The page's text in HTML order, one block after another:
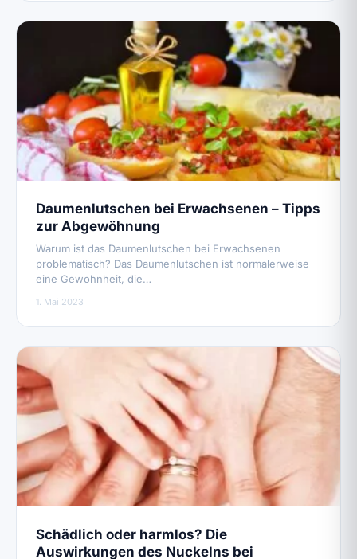
Daumenlutschen bei Erwachsenen – Tipps
zur Abgewöhnung
Warum ist das Daumenlutschen bei Erwachsenen
problematisch? Das Daumenlutschen ist normalerweise
eine Gewohnheit, die…
1. Mai 2023
Schädlich oder harmlos? Die
Auswirkungen des Nuckelns bei